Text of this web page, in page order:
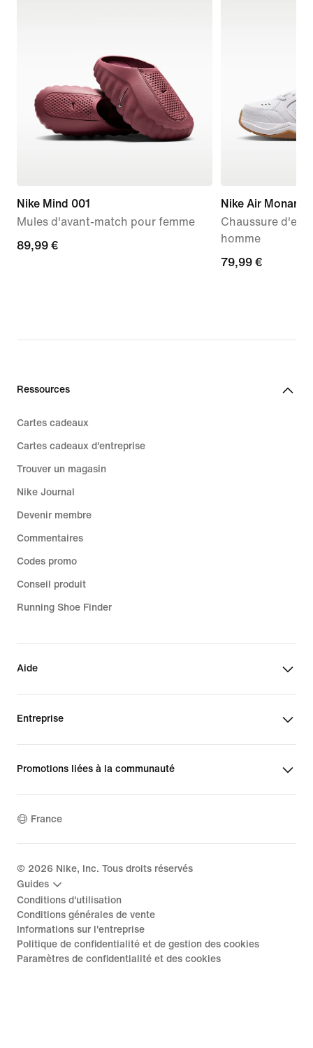
Nike Mind 001
Mules d'avant-match pour femme
89,99 €
89,99 €
Nike Air Monarch
Chaussure
homme
79,99 €
79,99 €
Ressources
Cartes cadeaux
Cartes cadeaux d'entreprise
Trouver un magasin
Nike Journal
Devenir membre
Commentaires
Codes promo
Conseil produit
Running Shoe Finder
Aide
Entreprise
Promotions liées à la communauté
France
© 2026 Nike, Inc. Tous droits réservés
Guides
Conditions d'utilisation
Conditions générales de vente
Informations sur l'entreprise
Politique de confidentialité et de gestion des cookies
Paramètres de confidentialité et des cookies